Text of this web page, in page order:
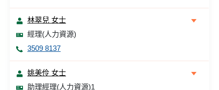
林翠兒 女士
經理(人力資源)
3509 8137
姚美伶 女士
助理經理(人力資源)1